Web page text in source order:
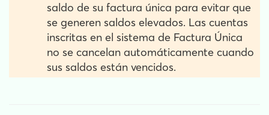
saldo de su factura única para evitar que
se generen saldos elevados. Las cuentas
inscritas en el sistema de Factura Única
no se cancelan automáticamente cuando
sus saldos están vencidos.